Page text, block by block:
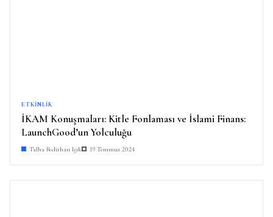
ETKINLIK
İKAM Konuşmaları: Kitle Fonlaması ve İslami Finans:
LaunchGood’un Yolculuğu
Talha Bedirhan Işık 19 Temmuz 2024